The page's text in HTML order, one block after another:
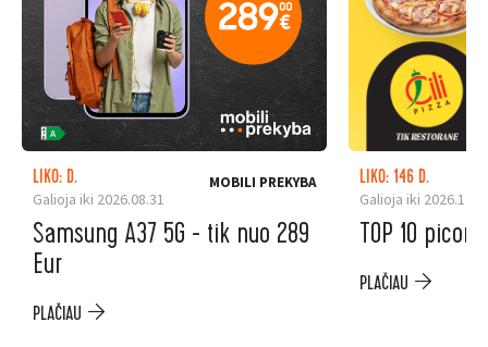
LIKO: D.
Galioja iki 2026.08.31
MOBILI PREKYBA
Samsung A37 5G - tik nuo 289
Eur
PLAČIAU
LIKO: 146 D.
Galioja iki
TOP 10
PLAČIAU